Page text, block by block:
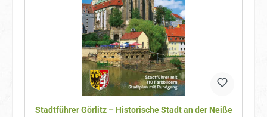
Stadtführer Görlitz – Historische Stadt an der Neiße